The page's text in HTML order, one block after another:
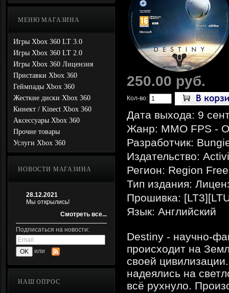
МЕНЮ МАГАЗИНА
Игры Xbox 360 LT 3.0
Игры Xbox 360 LT 2.0
Игры Xbox 360 Лицензия
Приставки Xbox 360
Геймпады Xbox 360
Жесткие диски Xbox 360
Кинект / Kinect Xbox 360
Аксессуары Xbox 360
Прочие товары
Услуги Xbox 360
НОВОСТИ МАГАЗИНА
28.12.2021
Мы открылись!
Смотреть все...
Подписаться на новости:
или
НАШ ОПРОС
250.00 руб.
Кол-во:
Дата выхода: 9
Жанр: MMO FPS -
Разработчик:
Издательство:
Регион: Region Free
Тип издания:
Прошивка:
Язык: Английский
Destiny - научно-
происходит на
своей
надеялись на
всё рухнуло.